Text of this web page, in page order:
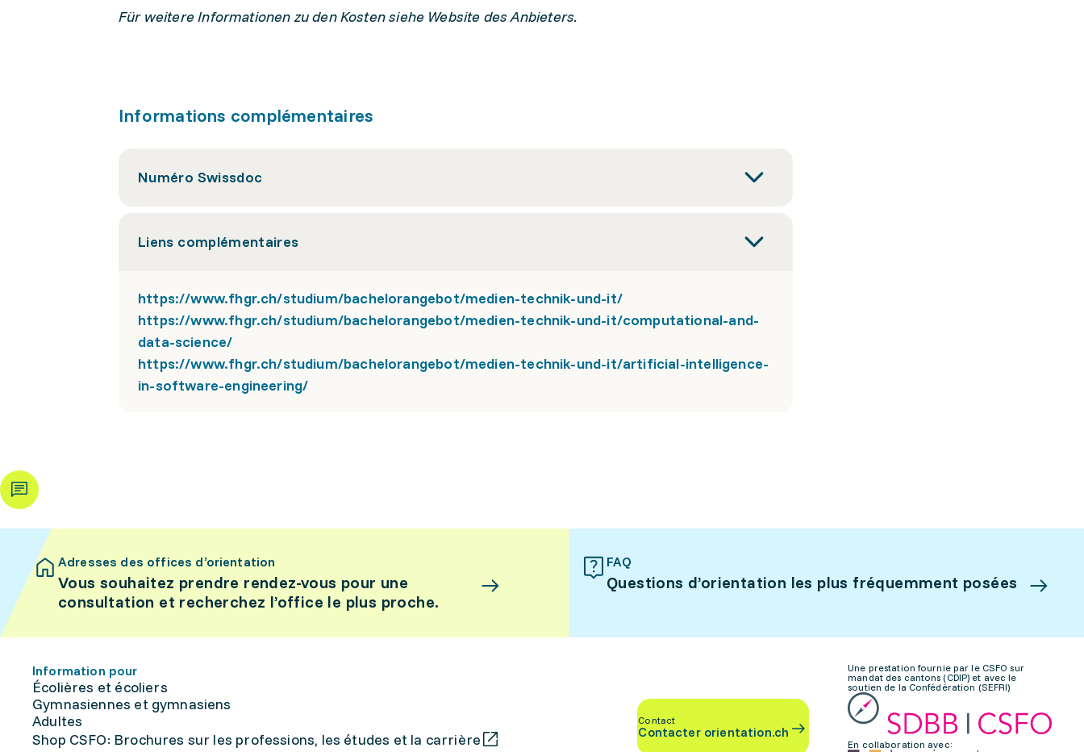
Für weitere Informationen zu den Kosten siehe Website des Anbieters.
Informations complémentaires
Numéro Swissdoc
Liens complémentaires
https://www.fhgr.ch/studium/bachelorangebot/medien-technik-und-it/
https://www.fhgr.ch/studium/bachelorangebot/medien-technik-und-it/computational-and-
data-science/
https://www.fhgr.ch/studium/bachelorangebot/medien-technik-und-it/artificial-intelligence-
in-software-engineering/
Adresses des offices d’orientation
Vous souhaitez prendre rendez-vous pour une
consultation et recherchez l’office le plus proche.
FAQ
Questions d’orientation les plus fréquemment posées
Information pour
Écolières et écoliers
Gymnasiennes et gymnasiens
Adultes
Shop CSFO: Brochures sur les professions, les études et la carrière
Contact
Contacter orientation.ch
Une prestation fournie par le CSFO sur
mandat des cantons (CDIP) et avec le
soutien de la Confédération (SEFRI)
En collaboration avec: